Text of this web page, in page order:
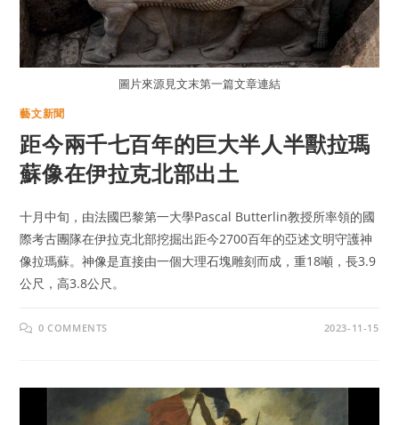
圖片來源見文末第一篇文章連結
藝文新聞
距今兩千七百年的巨大半人半獸拉瑪
蘇像在伊拉克北部出土
十月中旬，由法國巴黎第一大學Pascal Butterlin教授所率領的國
際考古團隊在伊拉克北部挖掘出距今2700百年的亞述文明守護神
像拉瑪蘇。神像是直接由一個大理石塊雕刻而成，重18噸，長3.9
公尺，高3.8公尺。
0 COMMENTS 2023-11-15